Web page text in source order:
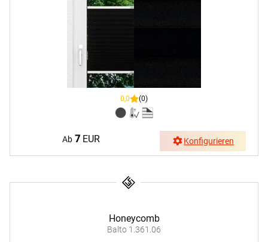
0,0 (0)
Ab 7EUR Konfigurieren
Honeycomb
Balto 1.361.06